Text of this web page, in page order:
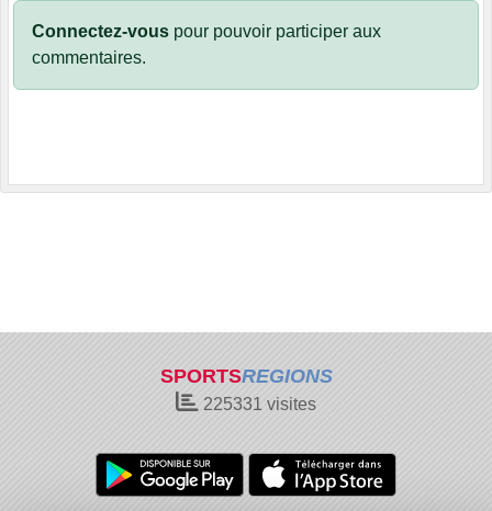
Connectez-vous pour pouvoir participer aux
commentaires.
SPORTSREGIONS
225331 visites